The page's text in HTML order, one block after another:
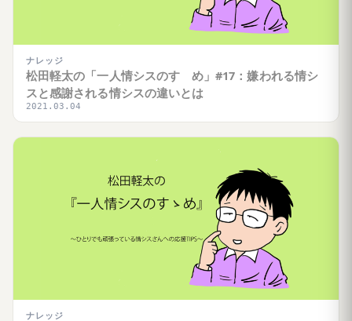
ナレッジ
松田軽太の「一人情シスのすゝめ」#17：嫌われる情シ
スと感謝される情シスの違いとは
2021.03.04
ナレッジ